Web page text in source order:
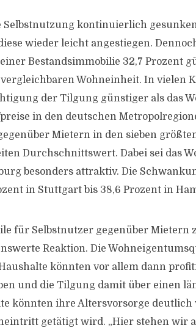
Selbstnutzung kontinuierlich
wieder leicht angestiegen.
Bestandsimmobilie 32,7 Prozent
Wohneinheit. In vielen
der Tilgung günstiger als das
in den deutschen
Mietern in den sieben
Durchschnittswert. Dabei sei das
besonders attraktiv. Die
in Stuttgart bis 38,6 Prozent in
für Selbstnutzer gegenüber Mietern
Reaktion. Die
könnten vor allem dann
und die Tilgung damit über einen
könnten ihre Altersvorsorge deutlich
getätigt wird. „Hier stehen wir